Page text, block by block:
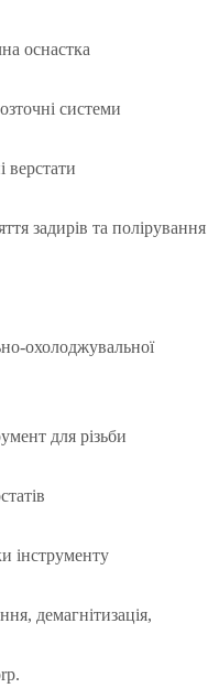
оснастка
системи
верстати
задирів та полірування
охолоджувальної
для різьби
інструменту
демагнітизація,